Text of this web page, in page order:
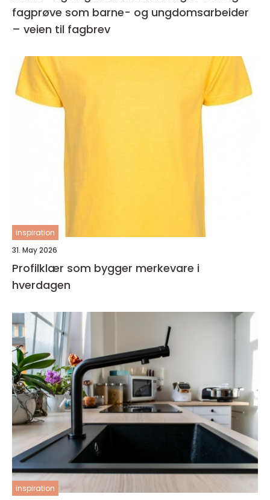
fagprøve som barne- og ungdomsarbeider
– veien til fagbrev
inspiration
31. May 2026
Profilklær som bygger merkevare i
hverdagen
inspiration